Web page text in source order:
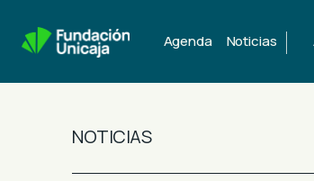
Agenda Noticias |
NOTICIAS